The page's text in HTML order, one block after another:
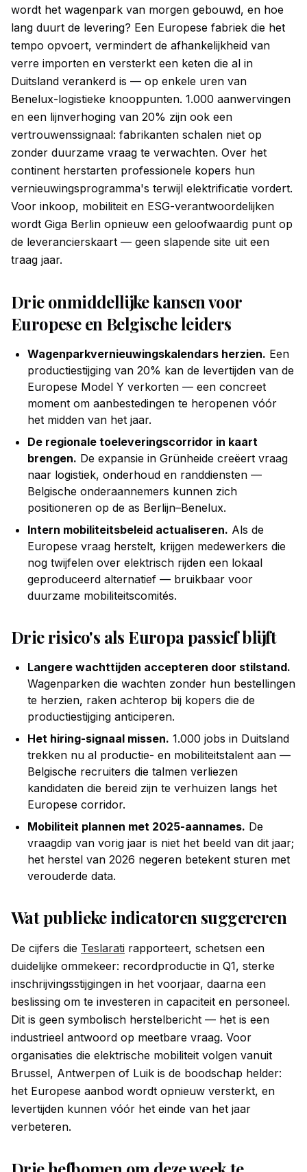
wordt het wagenpark van morgen gebouwd, en hoe
lang duurt de levering? Een Europese fabriek die het
tempo opvoert, vermindert de afhankelijkheid van
verre importen en versterkt een keten die al in
Duitsland verankerd is — op enkele uren van
Benelux-logistieke knooppunten. 1.000 aanwervingen
en een lijnverhoging van 20% zijn ook een
vertrouwenssignaal: fabrikanten schalen niet op
zonder duurzame vraag te verwachten. Over het
continent herstarten professionele kopers hun
vernieuwingsprogramma's terwijl elektrificatie vordert.
Voor inkoop, mobiliteit en ESG-verantwoordelijken
wordt Giga Berlin opnieuw een geloofwaardig punt op
de leverancierskaart — geen slapende site uit een
traag jaar.
Drie onmiddellijke kansen voor
Europese en Belgische leiders
Wagenparkvernieuwingskalendars herzien. Een
productiestijging van 20% kan de levertijden van de
Europese Model Y verkorten — een concreet
moment om aanbestedingen te heropenen vóór
het midden van het jaar.
De regionale toeleveringscorridor in kaart
brengen. De expansie in Grünheide creëert vraag
naar logistiek, onderhoud en randdiensten —
Belgische onderaannemers kunnen zich
positioneren op de as Berlijn–Benelux.
Intern mobiliteitsbeleid actualiseren. Als de
Europese vraag herstelt, krijgen medewerkers die
nog twijfelen over elektrisch rijden een lokaal
geproduceerd alternatief — bruikbaar voor
duurzame mobiliteitscomités.
Drie risico's als Europa passief blijft
Langere wachttijden accepteren door stilstand.
Wagenparken die wachten zonder hun bestellingen
te herzien, raken achterop bij kopers die de
productiestijging anticiperen.
Het hiring-signaal missen. 1.000 jobs in Duitsland
trekken nu al productie- en mobiliteitstalent aan —
Belgische recruiters die talmen verliezen
kandidaten die bereid zijn te verhuizen langs het
Europese corridor.
Mobiliteit plannen met 2025-aannames. De
vraagdip van vorig jaar is niet het beeld van dit jaar;
het herstel van 2026 negeren betekent sturen met
verouderde data.
Wat publieke indicatoren suggereren
De cijfers die Teslarati rapporteert, schetsen een
duidelijke ommekeer: recordproductie in Q1, sterke
inschrijvingsstijgingen in het voorjaar, daarna een
beslissing om te investeren in capaciteit en personeel.
Dit is geen symbolisch herstelbericht — het is een
industrieel antwoord op meetbare vraag. Voor
organisaties die elektrische mobiliteit volgen vanuit
Brussel, Antwerpen of Luik is de boodschap helder:
het Europese aanbod wordt opnieuw versterkt, en
levertijden kunnen vóór het einde van het jaar
verbeteren.